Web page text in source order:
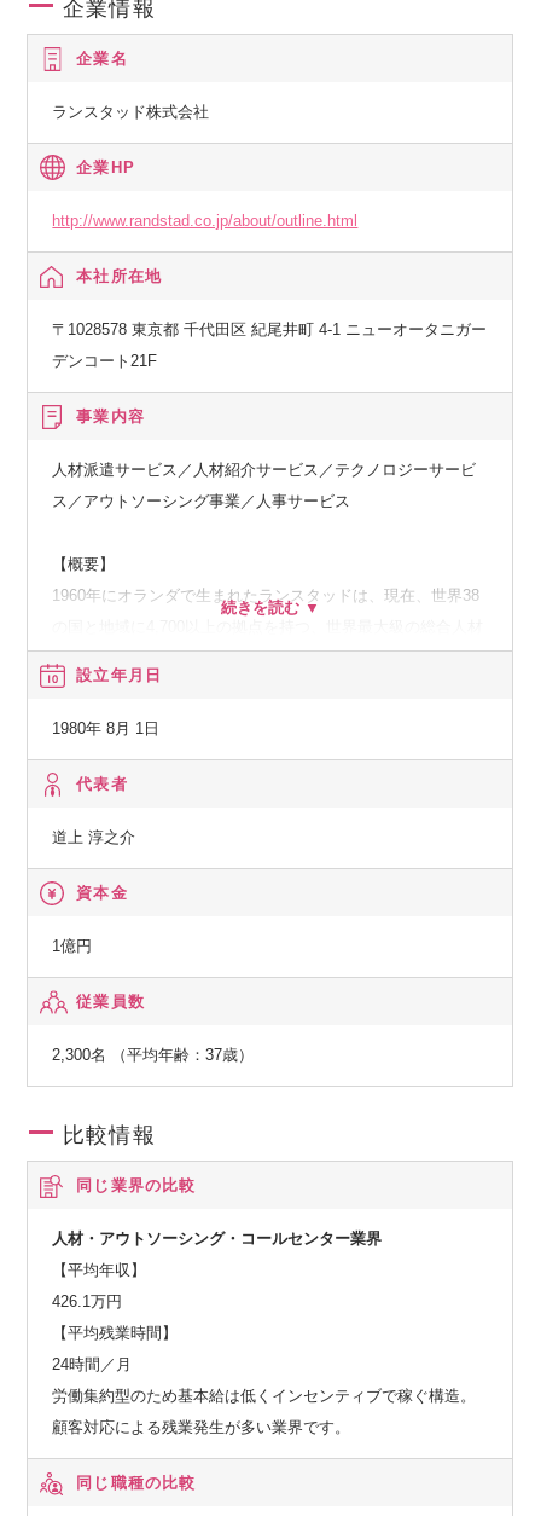
企業情報
企業名
ランスタッド株式会社
企業HP
http://www.randstad.co.jp/about/outline.html
本社所在地
〒1028578 東京都 千代田区 紀尾井町 4-1 ニューオータニガー
デンコート21F
事業内容
人材派遣サービス／人材紹介サービス／テクノロジーサービ
ス／アウトソーシング事業／人事サービス
【概要】
1960年にオランダで生まれたランスタッドは、現在、世界38
グローバルな活動で培った豊富な経験と実績、そして世界各
国で成功したユニークなサービスを元に、日本のビジネス環
人材サービスの新たな価値を創造しています。
日本でも「エンジニアを第一に考えたアウトソーシング」を
展開しています。
設立年月日
1980年 8月 1日
代表者
道上 淳之介
資本金
1億円
従業員数
2,300名 （平均年齢：37歳）
比較情報
同じ業界の比較
人材・アウトソーシング・コールセンター業界
【平均年収】
426.1万円
【平均残業時間】
24時間／月
労働集約型のため基本給は低くインセンティブで稼ぐ構造。
顧客対応による残業発生が多い業界です。
同じ職種の比較